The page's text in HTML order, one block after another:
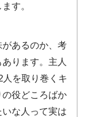
す。
あるのか、考
ります。主人
を取り巻くキ
役どころばか
な人って実は